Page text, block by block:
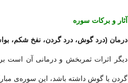
آثار و برکات سوره
درمان (درد گوش، درد گردن، نفخ شکم،
دیگر اثرات ثمربخش و درمانی آن است
گردن یا گوش داشته باشد، این سوره‌ی